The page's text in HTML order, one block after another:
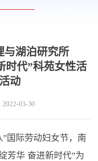
与湖泊研究所
时代”科苑女性活
动
03-30
国际劳动妇女节，南
芳华 奋进新时代”为